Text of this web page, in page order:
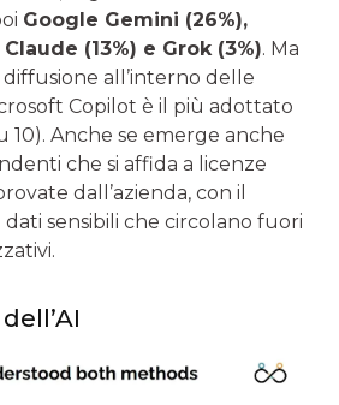
Google Gemini (26%),
(13%) e Grok (3%). Ma
all’interno delle
Copilot è il più adottato
10). Anche se emerge anche
che si affida a licenze
dall’azienda, con il
sensibili che circolano fuori